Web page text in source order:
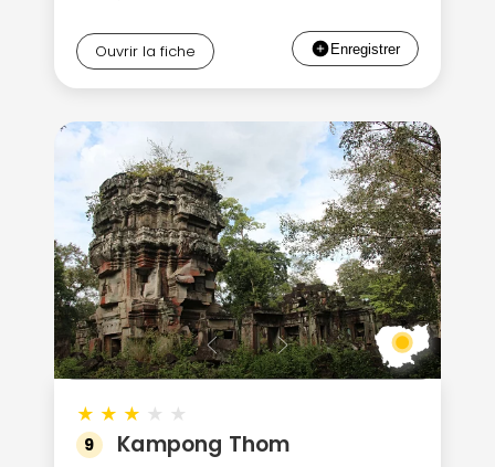
Ouvrir la fiche
★ ★ ★ ★ ★
9 Kampong Thom